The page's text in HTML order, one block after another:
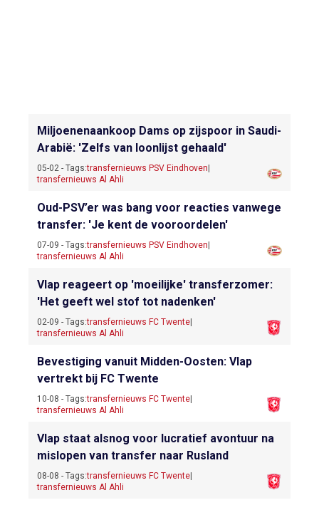
Miljoenenaankoop Dams op zijspoor in Saudi-
Arabië: 'Zelfs van loonlijst gehaald'
05-02 - Tags:transfernieuws PSV Eindhoven
transfernieuws Al Ahli
Oud-PSV’er was bang voor reacties vanwege
transfer: 'Je kent de vooroordelen'
07-09 - Tags:transfernieuws PSV Eindhoven
transfernieuws Al Ahli
Vlap reageert op 'moeilijke' transferzomer:
'Het geeft wel stof tot nadenken'
02-09 - Tags:transfernieuws FC Twente
transfernieuws Al Ahli
Bevestiging vanuit Midden-Oosten: Vlap
vertrekt bij FC Twente
10-08 - Tags:transfernieuws FC Twente
transfernieuws Al Ahli
Vlap staat alsnog voor lucratief avontuur na
mislopen van transfer naar Rusland
08-08 - Tags:transfernieuws FC Twente
transfernieuws Al Ahli